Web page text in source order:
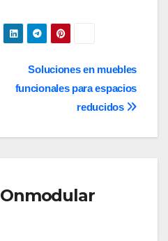
Soluciones en muebles
funcionales para espacios
reducidos
Onmodular